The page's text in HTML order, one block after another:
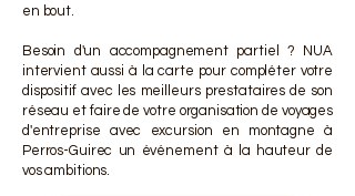
en bout.
Besoin d'un accompagnement partiel ? NUA
intervient aussi à la carte pour compléter votre
dispositif avec les meilleurs prestataires de son
réseau et faire de votre organisation de voyages
d'entreprise avec excursion en montagne à
Perros-Guirec un événement à la hauteur de
vos ambitions.